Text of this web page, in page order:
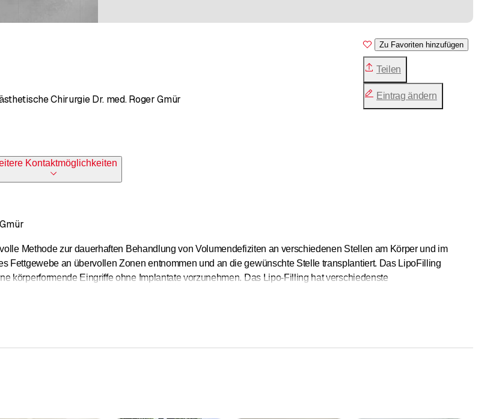
Chirurgie Dr. med. Roger Gmür
Kontaktmöglichkeiten
Zu Favoriten hinzufügen
Teilen
Eintrag ändern
Methode zur dauerhaften Behandlung von Volumendefiziten an verschiedenen Stellen am Körper und im
Fettgewebe an übervollen Zonen entnommen und an die gewünschte Stelle transplantiert. Das LipoFilling
körperformende Eingriffe ohne Implantate vorzunehmen. Das Lipo-Filling hat verschiedenste
Kompetenz gelangen wir zum Erfolg in der ästhetischen Chirurgie. Gerne beantworten wir auch Ihre